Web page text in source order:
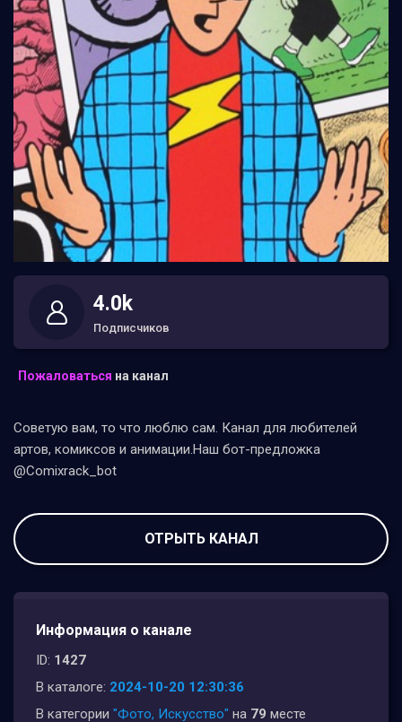
4.0k
Подписчиков
Пожаловаться на канал
Советую вам, то что люблю сам. Канал для любителей
артов, комиксов и анимации.Наш бот-предложка
@Comixrack_bot
ОТРЫТЬ КАНАЛ
Информация о канале
ID: 1427
В каталоге: 2024-10-20 12:30:36
В категории "Фото, Искусство" на 79 месте